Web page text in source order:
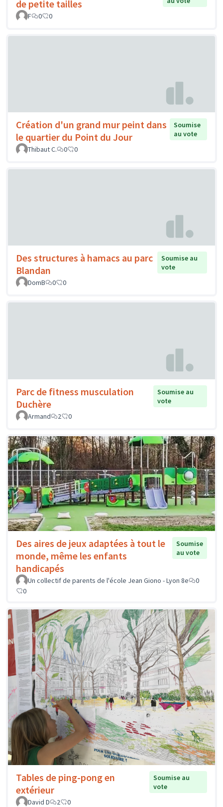
de petite tailles
F
0 0
Création d'un grand mur peint dans
le quartier du Point du Jour
Soumise
au vote
Thibaut C.
0 0
Des structures à hamacs au parc
Blandan
Soumise au
vote
DomB
0 0
Parc de fitness musculation
Duchère
Soumise au
vote
Armand
2 0
Des aires de jeux adaptées à tout le
monde, même les enfants
handicapés
Soumise
au vote
Un collectif de parents de l'école Jean Giono - Lyon 8e
0
0
Tables de ping-pong en
extérieur
Soumise au
vote
David D
2 0